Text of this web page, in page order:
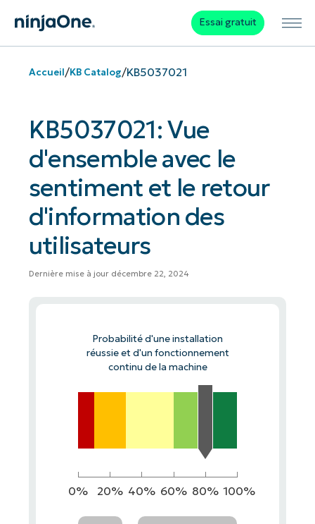
Essai gratuit
Accueil/KB Catalog/KB5037021
KB5037021: Vue
d'ensemble avec le
sentiment et le retour
d'information des
utilisateurs
Dernière mise à jour décembre 22, 2024
Probabilité d'une installation
réussie et d'un fonctionnement
continu de la machine
0% 20% 40% 60% 80% 100%